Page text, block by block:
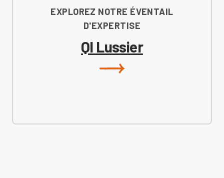
EXPLOREZ NOTRE ÉVENTAIL
D'EXPERTISE
QI Lussier